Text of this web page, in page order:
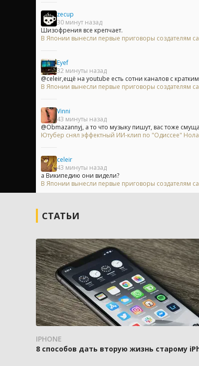
zecup
30 минут назад
Шизофрения все крепчает.
В Японии вынесли первые приговоры создателям
Eyef
32 минуты назад
@celeir,ещё на youtube есть сотни каналов с
В Японии вынесли первые приговоры создателям
Vinni
43 минуты назад
@Obmazannyj, а то что музыку пишут, вас тоже
Ютубер снял эффектный ИИ-клип по "Одиссее"
celeir
43 минуты назад
а Википедию они видели?
В Японии вынесли первые приговоры создателям
СТАТЬИ
IPHONE
8 способов дать вторую жизнь старому